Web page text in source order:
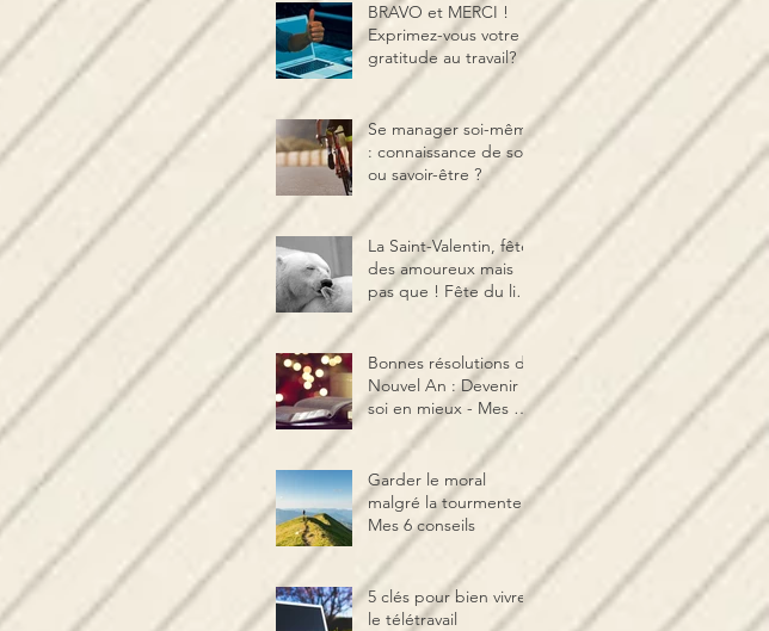
BRAVO et MERCI !
Exprimez-vous votre
gratitude au travail?
Se manager soi-même
: connaissance de soi
ou savoir-être ?
La Saint-Valentin, fête
des amoureux mais
pas que ! Fête du lien
& de la relation aux
Bonnes résolutions du
Nouvel An : Devenir
soi en mieux - Mes 5
Garder le moral
malgré la tourmente -
Mes 6 conseils
5 clés pour bien vivre
le télétravail